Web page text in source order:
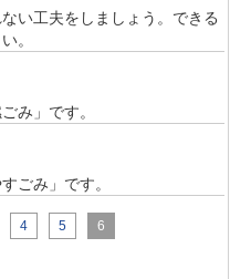
い工夫をしましょう。できる
。
み」です。
ごみ」です。
4 5 6